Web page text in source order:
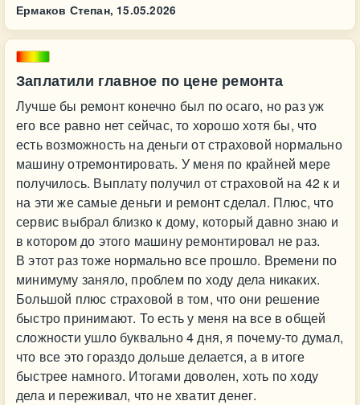
Ермаков Степан, 15.05.2026
Заплатили главное по цене ремонта
Лучше бы ремонт конечно был по осаго, но раз уж
его все равно нет сейчас, то хорошо хотя бы, что
есть возможность на деньги от страховой нормально
машину отремонтировать. У меня по крайней мере
получилось. Выплату получил от страховой на 42 к и
на эти же самые деньги и ремонт сделал. Плюс, что
сервис выбрал близко к дому, который давно знаю и
в котором до этого машину ремонтировал не раз.
В этот раз тоже нормально все прошло. Времени по
минимуму заняло, проблем по ходу дела никаких.
Большой плюс страховой в том, что они решение
быстро принимают. То есть у меня на все в общей
сложности ушло буквально 4 дня, я почему-то думал,
что все это гораздо дольше делается, а в итоге
быстрее намного. Итогами доволен, хоть по ходу
дела и переживал, что не хватит денег.